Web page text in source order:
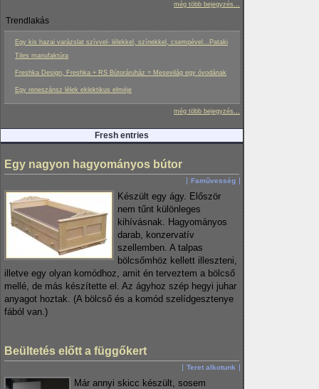
még több bejegyzés...
Trendlakás
Egy kis hazai varázslat szívvel- lélekkel, színekkel, csempével...Pataki
Tiles manufaktúra
Freshka Design, Freshka + RS Bútoráruház = Mesevilág egy óvodának
Egy reneszánsz lélek eklektikus elméje
még több bejegyzés...
Fresh entries
Egy nagyon hagyományos bútor
Faművesség
Készült egy ágy. Először
nem tűnt különleges
kihívásnak. Hagyományos
darab, konzervatív
szellemben. A talpas
bölcsőmhöz kellett illeszteni,
illetve egy olyan komódhoz, amit én terveztem a bölcső
mellé, de más készítette el. Az ágyhoz szép hegyi juhar
anyagot hoztak. (A bölcső és a komód szelídgesztenye
fából van.)
Beültetés előtt a függőkert
Teret alkotunk
Már annyi skicc készült, sosem